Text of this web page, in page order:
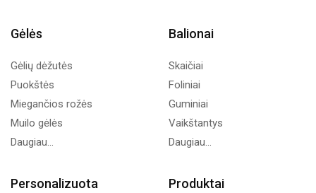
Gėlės
Gėlių dėžutės
Puokštės
Miegančios rožės
Muilo gėlės
Daugiau...
Balionai
Skaičiai
Foliniai
Guminiai
Vaikštantys
Daugiau...
Personalizuota Produktai